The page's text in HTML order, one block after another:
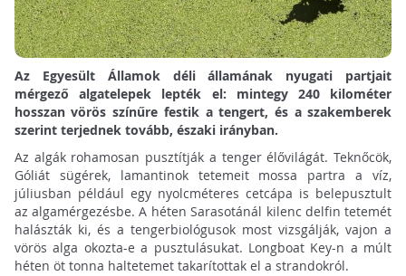
Az Egyesült Államok déli államának nyugati partjait
mérgező algatelepek lepték el: mintegy 240 kilométer
hosszan vörös színűre festik a tengert, és a szakemberek
szerint terjednek tovább, északi irányban.
Az algák rohamosan pusztítják a tenger élővilágát. Teknőcök,
Góliát sügérek, lamantinok tetemeit mossa partra a víz,
júliusban például egy nyolcméteres cetcápa is belepusztult
az algamérgezésbe. A héten Sarasotánál kilenc delfin tetemét
halászták ki, és a tengerbiológusok most vizsgálják, vajon a
vörös alga okozta-e a pusztulásukat. Longboat Key-n a múlt
héten öt tonna haltetemet takarítottak el a strandokról.